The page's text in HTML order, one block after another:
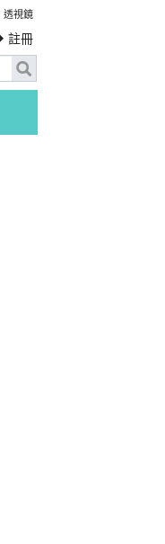
透視鏡
註冊